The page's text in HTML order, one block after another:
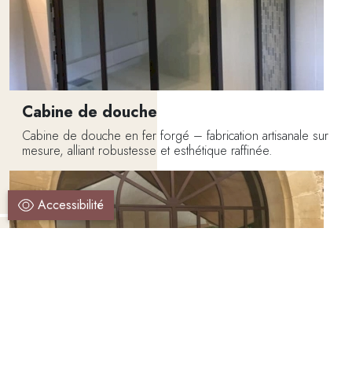
Cabine de douche
Cabine de douche en fer forgé – fabrication artisanale sur
mesure, alliant robustesse et esthétique raffinée.
Accessibilité